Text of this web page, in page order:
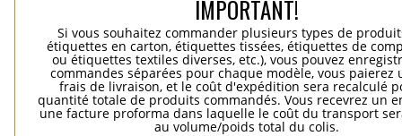
IMPORTANT!
Si vous souhaitez commander plusieurs types de
étiquettes en carton, étiquettes tissées, étiquettes de
ou étiquettes textiles diverses, etc.), vous pouvez
commandes séparées pour chaque modèle, vous paierez
frais de livraison, et le coût d'expédition sera recalculé
quantité totale de produits commandés. Vous recevrez un
une facture proforma dans laquelle le coût du transport
au volume/poids total du colis.